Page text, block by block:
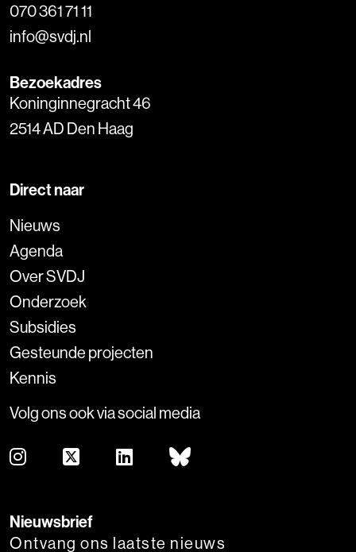
070 361 71 11
info@svdj.nl
Bezoekadres
Koninginnegracht 46
2514 AD Den Haag
Direct naar
Nieuws
Agenda
Over SVDJ
Onderzoek
Subsidies
Gesteunde projecten
Kennis
Volg ons ook via social media
Nieuwsbrief
Ontvang ons laatste nieuws